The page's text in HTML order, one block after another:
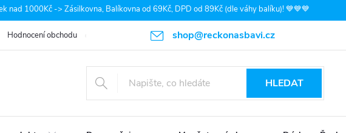
nad 1000Kč -> Zásilkovna, Balíkovna od 69Kč, DPD od 89Kč (dle váhy balíku)! 💙💙💙
shop@reckonasbavi.cz
Hodnocení obchodu Podmínky ochrany osobních údajů Obchodní podmínky
HLEDAT